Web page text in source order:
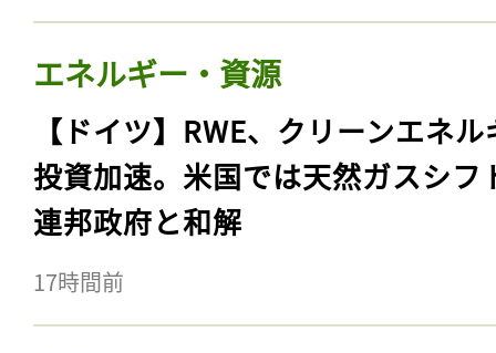
エネルギー・資源
【ドイツ】RWE、クリーンエネ
投資加速。米国では天然ガスシフ
連邦政府と和解
17時間前